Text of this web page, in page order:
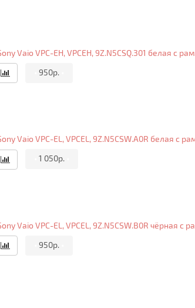
950р.
1 050р.
950р.